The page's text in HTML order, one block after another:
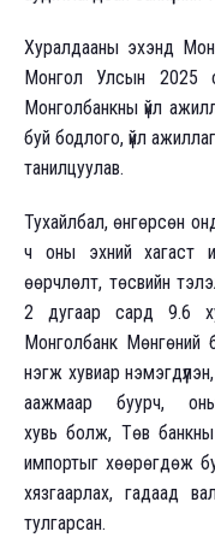
Хуралдааны эхэнд
Монгол Улсын 2025
Монголбанкны үйл
буй бодлого, үйл
танилцуулав.
Тухайлбал, өнгөрсөн
ч оны эхний хагаст
өөрчлөлт, төсвийн
2 дугаар сард 9.6
Монголбанк Мөнгөний
нэгж хувиар
аажмаар буурч,
хувь болж, Төв
импортыг хөөрөгдөж
хязгаарлах, гадаад
тулгарсан.